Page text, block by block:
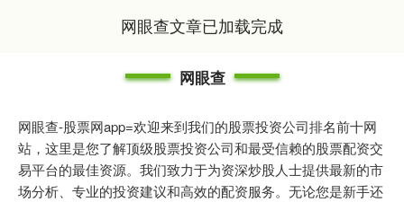
网眼查文章已加载完成
网眼查
网眼查-股票网app=欢迎来到我们的股票投资公司排名前十网
站，这里是您了解顶级股票投资公司和最受信赖的股票配资交
易平台的最佳资源。我们致力于为资深炒股人士提供最新的市
场分析、专业的投资建议和高效的配资服务。无论您是新手还